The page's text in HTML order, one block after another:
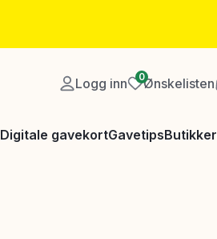
Logg inn 0Ønskelisten
Digitale gavekortGavetipsButikker